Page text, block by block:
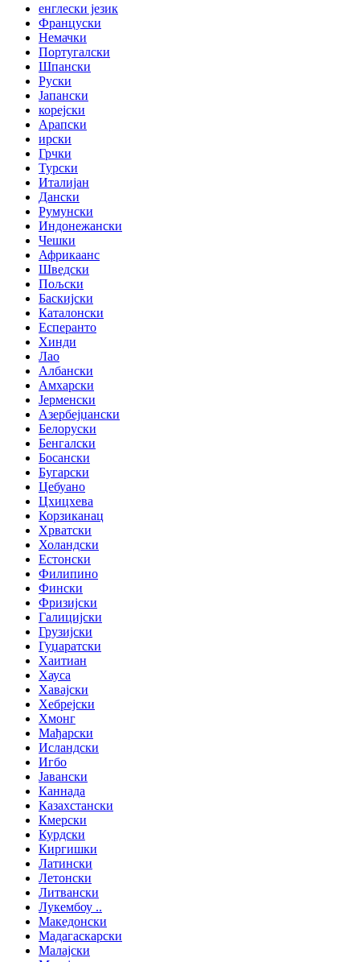
енглески језик
Француски
Немачки
Португалски
Шпански
Руски
Јапански
корејски
Арапски
ирски
Грчки
Турски
Италијан
Дански
Румунски
Индонежански
Чешки
Африкаанс
Шведски
Пољски
Баскијски
Каталонски
Есперанто
Хинди
Лао
Албански
Амхарски
Јерменски
Азербејџански
Белоруски
Бенгалски
Босански
Бугарски
Цебуано
Цхицхева
Корзиканац
Хрватски
Холандски
Естонски
Филипино
Фински
Фризијски
Галицијски
Грузијски
Гуџаратски
Хаитиан
Хауса
Хавајски
Хебрејски
Хмонг
Мађарски
Исландски
Игбо
Јавански
Каннада
Казахстански
Кмерски
Курдски
Киргишки
Латински
Летонски
Литвански
Лукембоу ..
Македонски
Мадагаскарски
Малајски